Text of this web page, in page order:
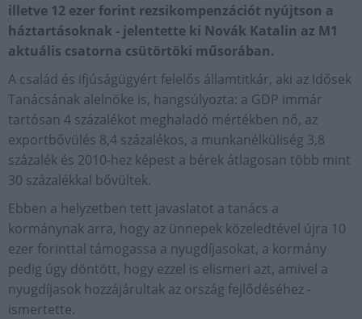
illetve 12 ezer forint rezsikompenzációt nyújtson a
háztartásoknak - jelentette ki Novák Katalin az M1
aktuális csatorna csütörtöki műsorában.
A család és ifjúságügyért felelős államtitkár, aki az Idősek
Tanácsának alelnöke is, hangsúlyozta: a GDP immár
tartósan 4 százalékot meghaladó mértékben nő, az
exportbővülés 8,4 százalékos, a munkanélküliség 3,8
százalék és 2010-hez képest a bérek átlagosan több mint
30 százalékkal bővültek.
Ebben a helyzetben tett javaslatot a tanács a
kormánynak arra, hogy az ünnepek közeledtével újra 10
ezer forinttal támogassa a nyugdíjasokat, a kormány
pedig úgy döntött, hogy ezzel is elismeri azt, amivel a
nyugdíjasok hozzájárultak az ország fejlődéséhez -
ismertette.